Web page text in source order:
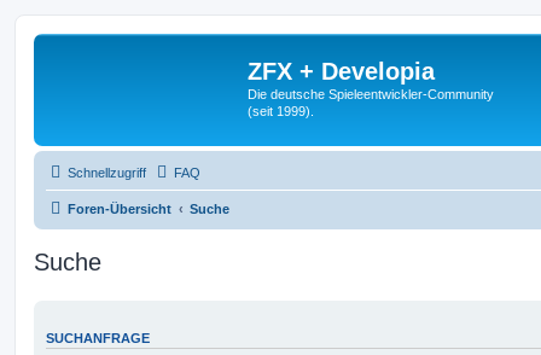
ZFX + Developia
Die deutsche Spieleentwickler-Community
(seit 1999).
Schnellzugriff FAQ
Foren-Übersicht Suche
Suche
SUCHANFRAGE